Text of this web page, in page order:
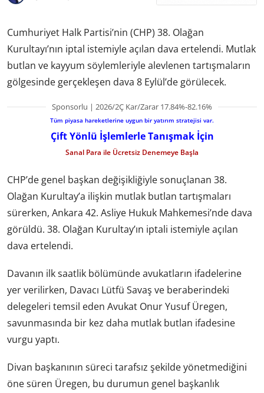
Cumhuriyet Halk Partisi’nin (CHP) 38. Olağan
Kurultayı’nın iptal istemiyle açılan dava ertelendi. Mutlak
butlan ve kayyum söylemleriyle alevlenen tartışmaların
gölgesinde gerçekleşen dava 8 Eylül’de görülecek.
Sponsorlu | 2026/2Ç Kar/Zarar 17.84%-82.16%
Tüm piyasa hareketlerine uygun bir yatırım stratejisi var.
Çift Yönlü İşlemlerle Tanışmak İçin
Sanal Para ile Ücretsiz Denemeye Başla
CHP’de genel başkan değişikliğiyle sonuçlanan 38.
Olağan Kurultay’a ilişkin mutlak butlan tartışmaları
sürerken, Ankara 42. Asliye Hukuk Mahkemesi’nde dava
görüldü. 38. Olağan Kurultay’ın iptali istemiyle açılan
dava ertelendi.
Davanın ilk saatlik bölümünde avukatların ifadelerine
yer verilirken, Davacı Lütfü Savaş ve beraberindeki
delegeleri temsil eden Avukat Onur Yusuf Üregen,
savunmasında bir kez daha mutlak butlan ifadesine
vurgu yaptı.
Divan başkanının süreci tarafsız şekilde yönetmediğini
öne süren Üregen, bu durumun genel başkanlık